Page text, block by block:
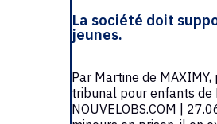
La société doit
jeunes.
Par Martine de
tribunal pour enfants de
NOUVELOBS.COM |